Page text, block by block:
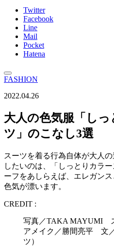
Twitter
Facebook
Line
Mail
Pocket
Hatena
FASHION
2022.04.26
大人の色気服「し
ツ」のこなし3選
スーツを着る行為自体が大人
したいのは、「しっとりカラ
ーフをあしらえば、エレガン
色気が漂います。
CREDIT :
写真／TAKA MAYUMI
アメイク／勝間亮平 文
ツ）